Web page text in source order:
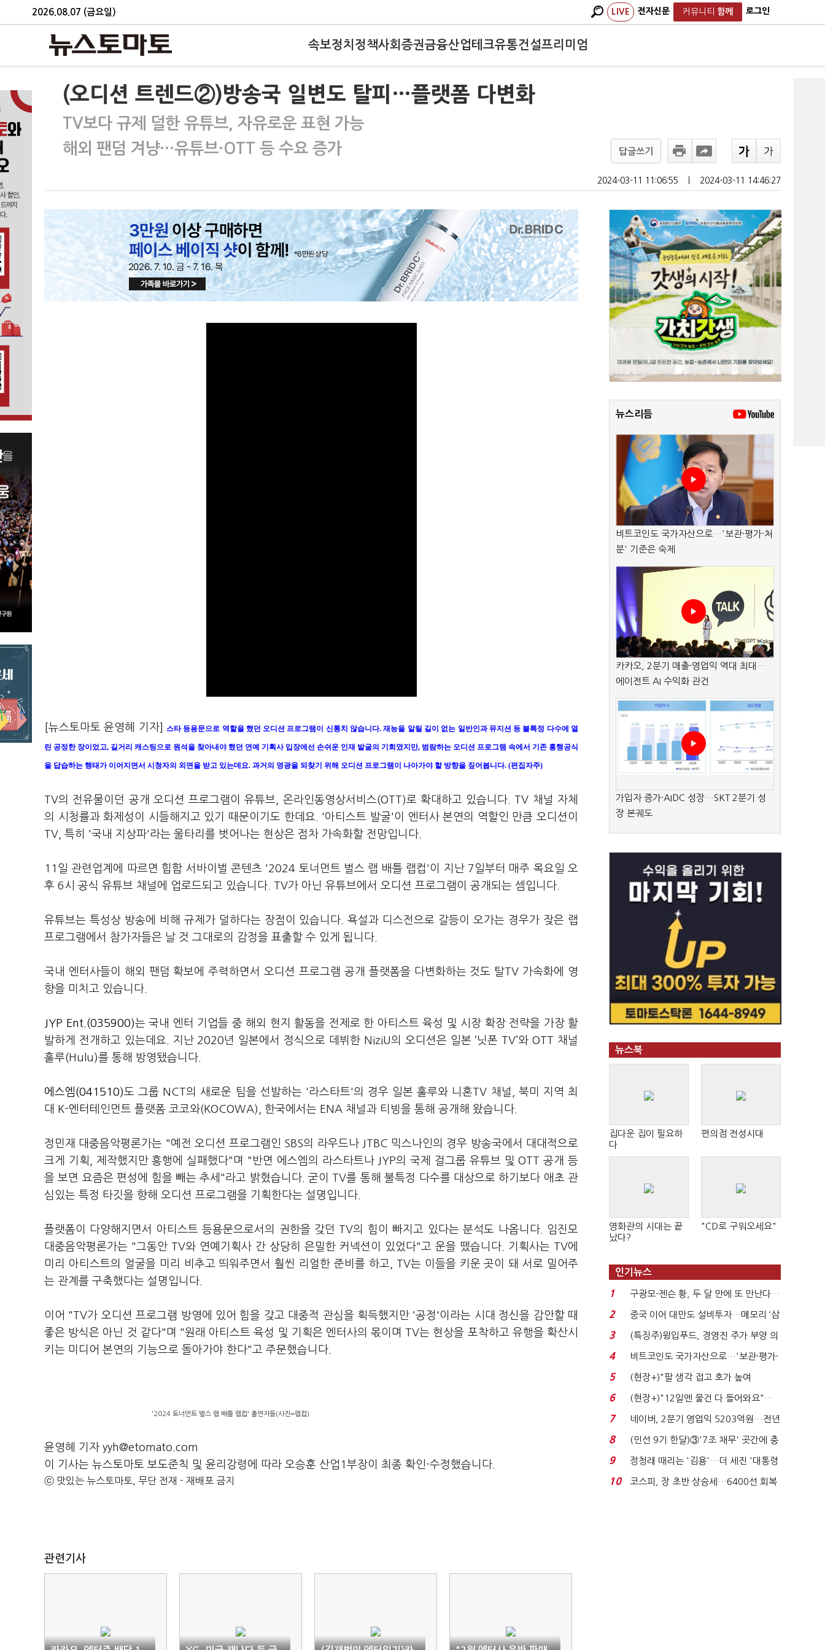
2026.08.07 (금요일) LIVE 전자신문 커뮤니티 함께 로그인
속보정치 정책사회 증권금융산업테크유통건설프리미엄
(오디션 트렌드②)방송국 일변도 탈피…플랫폼 다변화
TV보다 규제 덜한 유튜브, 자유로운 표현 가능
해외 팬덤 겨냥…유튜브·OTT 등 수요 증가
답글쓰기
2024-03-11 11:06:55 2024-03-11 14:46:27
[뉴스토마토 윤영혜 기자] 스타 등용문으로 역할을 했던 오디션 프로그램이 신통치 않습니다. 재능을 알릴 길이 없는 일반인과 뮤지션 등 불특정 다수에 열
린 공정한 장이었고, 길거리 캐스팅으로 원석을 찾아내야 했던 연예 기획사 입장에선 손쉬운 인재 발굴의 기회였지만, 범람하는 오디션 프로그램 속에서 기존 흥행공식
을 답습하는 행태가 이어지면서 시청자의 외면을 받고 있는데요. 과거의 영광을 되찾기 위해 오디션 프로그램이 나아가야 할 방향을 짚어봅니다. (편집자주)
TV의 전유물이던 공개 오디션 프로그램이 유튜브, 온라인동영상서비스(OTT)로 확대하고 있습니다. TV 채널 자체
의 시청률과 화제성이 시들해지고 있기 때문이기도 한데요. '아티스트 발굴'이 엔터사 본연의 역할인 만큼 오디션이
TV, 특히 '국내 지상파'라는 울타리를 벗어나는 현상은 점차 가속화할 전망입니다.
11일 관련업계에 따르면 힙합 서바이벌 콘텐츠 '2024 토너먼트 벌스 랩 배틀 랩컵'이 지난 7일부터 매주 목요일 오
후 6시 공식 유튜브 채널에 업로드되고 있습니다. TV가 아닌 유튜브에서 오디션 프로그램이 공개되는 셈입니다.
유튜브는 특성상 방송에 비해 규제가 덜하다는 장점이 있습니다. 욕설과 디스전으로 갈등이 오가는 경우가 잦은 랩
프로그램에서 참가자들은 날 것 그대로의 감정을 표출할 수 있게 됩니다.
국내 엔터사들이 해외 팬덤 확보에 주력하면서 오디션 프로그램 공개 플랫폼을 다변화하는 것도 탈TV 가속화에 영
향을 미치고 있습니다.
JYP Ent.(035900)는 국내 엔터 기업들 중 해외 현지 활동을 전제로 한 아티스트 육성 및 시장 확장 전략을 가장 활
발하게 전개하고 있는데요. 지난 2020년 일본에서 정식으로 데뷔한 NiziU의 오디션은 일본 ‘닛폰 TV’와 OTT 채널
훌루(Hulu)를 통해 방영됐습니다.
에스엠(041510)도 그룹 NCT의 새로운 팀을 선발하는 '라스타트'의 경우 일본 훌루와 니혼TV 채널, 북미 지역 최
대 K-엔터테인먼트 플랫폼 코코와(KOCOWA), 한국에서는 ENA 채널과 티빙을 통해 공개해 왔습니다.
정민재 대중음악평론가는 "예전 오디션 프로그램인 SBS의 라우드나 JTBC 믹스나인의 경우 방송국에서 대대적으로
크게 기획, 제작했지만 흥행에 실패했다"며 "반면 에스엠의 라스타트나 JYP의 국제 걸그룹 유튜브 및 OTT 공개 등
을 보면 요즘은 편성에 힘을 빼는 추세"라고 밝혔습니다. 굳이 TV를 통해 불특정 다수를 대상으로 하기보다 애초 관
심있는 특정 타깃을 향해 오디션 프로그램을 기획한다는 설명입니다.
플랫폼이 다양해지면서 아티스트 등용문으로서의 권한을 갖던 TV의 힘이 빠지고 있다는 분석도 나옵니다. 임진모
대중음악평론가는 "그동안 TV와 연예기획사 간 상당히 은밀한 커넥션이 있었다"고 운을 뗐습니다. 기획사는 TV에
미리 아티스트의 얼굴을 미리 비추고 띄워주면서 훨씬 리얼한 준비를 하고, TV는 이들을 키운 곳이 돼 서로 밀어주
는 관계를 구축했다는 설명입니다.
이어 "TV가 오디션 프로그램 방영에 있어 힘을 갖고 대중적 관심을 획득했지만 '공정'이라는 시대 정신을 감안할 때
좋은 방식은 아닌 것 같다"며 "원래 아티스트 육성 및 기획은 엔터사의 몫이며 TV는 현상을 포착하고 유행을 확산시
키는 미디어 본연의 기능으로 돌아가야 한다"고 주문했습니다.
'2024 토너먼트 벌스 랩 배틀 랩컵' 출연자들(사진=랩컵)
윤영혜 기자 yyh@etomato.com
이 기사는 뉴스토마토 보도준칙 및 윤리강령에 따라 오승훈 산업1부장이 최종 확인·수정했습니다.
ⓒ 맛있는 뉴스토마토, 무단 전재 - 재배포 금지
관련기사
뉴스리듬
비트코인도 국가자산으로…'보관·평가·처
분' 기준은 숙제
카카오, 2분기 매출·영업익 역대 최대…
에이전트 AI 수익화 관건
가입자 증가·AIDC 성장…SKT 2분기 성
장 본궤도
뉴스북
집다운 집이 필요하
다
편의점 전성시대
영화관의 시대는 끝
났다?
"CD로 구워오세요"
인기뉴스
1
구광모-젠슨 황, 두 달 만에 또 만난다…
로봇·AI 등 논...
2
중국 이어 대만도 설비투자…메모리 ‘삼
국전쟁’
3
(특징주)윙입푸드, 경영진 주가 부양 의
지에 상한가...
4
비트코인도 국가자산으로…'보관·평가·
처분' 기준은 ...
5
(현장+)"팔 생각 접고 호가 높여
요"…'덜 똘똘한 한 채' 20...
6
(현장+)"12일엔 물건 다 들어와요"…
빈 매대 채우며 문 연 ...
7
네이버, 2분기 영업익 5203억원…전년
비 0.2% 감소...
8
(민선 9기 한달)③'7조 채무' 곳간에 충
격…추미애, 20년...
9
정청래 때리는 '김용'…더 세진 '대통령
최측근' 입...
10
코스피, 장 초반 상승세…6400선 회복